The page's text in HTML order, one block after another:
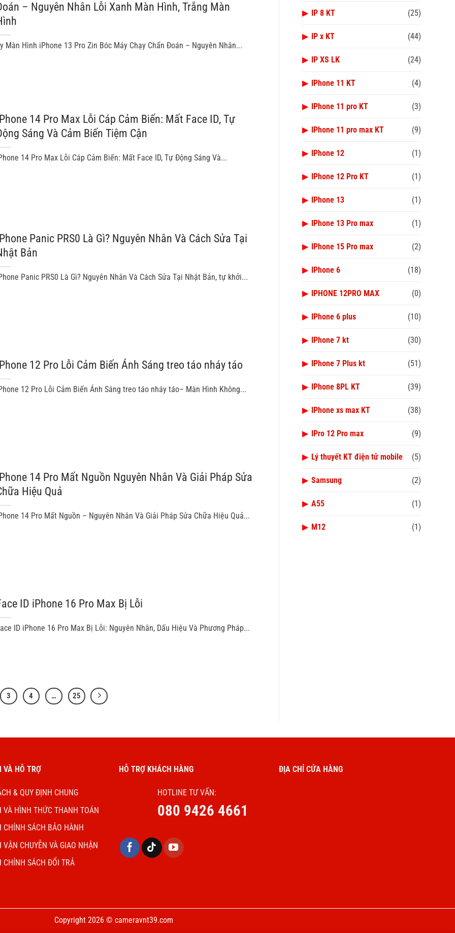
– Nguyên Nhân Lỗi Xanh Màn Hình, Trắng Màn
Màn Hình iPhone 13 Pro Zin Bóc Máy Chạy Chẩn Đoán – Nguyên Nhân...
14 Pro Max Lỗi Cáp Cảm Biến: Mất Face ID, Tự
Sáng Và Cảm Biến Tiệm Cận
14 Pro Max Lỗi Cáp Cảm Biến: Mất Face ID, Tự Động Sáng Và...
Panic PRS0 Là Gì? Nguyên Nhân Và Cách Sửa Tại
Bản
Panic PRS0 Là Gì? Nguyên Nhân Và Cách Sửa Tại Nhật Bản, tự khởi...
12 Pro Lỗi Cảm Biến Ánh Sáng treo táo nháy táo
12 Pro Lỗi Cảm Biến Ánh Sáng treo táo nháy táo– Màn Hình Không...
14 Pro Mất Nguồn Nguyên Nhân Và Giải Pháp Sửa
Hiệu Quả
14 Pro Mất Nguồn – Nguyên Nhân Và Giải Pháp Sửa Chữa Hiệu Quả...
ID iPhone 16 Pro Max Bị Lỗi
ID iPhone 16 Pro Max Bị Lỗi: Nguyên Nhân, Dấu Hiệu Và Phương Pháp...
3 4 … 25
▶ IP 8 KT (25)
▶ IP x KT (44)
▶ IP XS LK (24)
▶ IPhone 11 KT (4)
▶ IPhone 11 pro KT (3)
▶ IPhone 11 pro max KT (9)
▶ IPhone 12 (1)
▶ IPhone 12 Pro KT (1)
▶ IPhone 13 (1)
▶ IPhone 13 Pro max (1)
▶ IPhone 15 Pro max (2)
▶ IPhone 6 (18)
▶ IPHONE 12PRO MAX (0)
▶ IPhone 6 plus (10)
▶ IPhone 7 kt (30)
▶ IPhone 7 Plus kt (51)
▶ IPhone 8PL KT (39)
▶ IPhone xs max KT (38)
▶ IPro 12 Pro max (9)
▶ Lý thuyết KT điện tử mobile (5)
▶ Samsung (2)
▶ A55 (1)
▶ M12 (1)
VÀ HỖ TRỢ
& QUY ĐỊNH CHUNG
VÀ HÌNH THỨC THANH TOÁN
CHÍNH SÁCH BẢO HÀNH
VẬN CHUYỄN VÀ GIAO NHẬN
CHÍNH SÁCH ĐỔI TRẢ
HỖ TRỢ KHÁCH HÀNG
HOTLINE TƯ VẤN:
080 9426 4661
ĐỊA CHỈ CỬA HÀNG
Copyright 2026 © cameravnt39.com